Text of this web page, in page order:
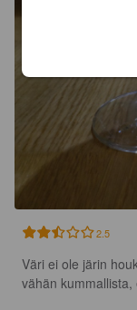
2.5
Väri ei ole järin
vähän